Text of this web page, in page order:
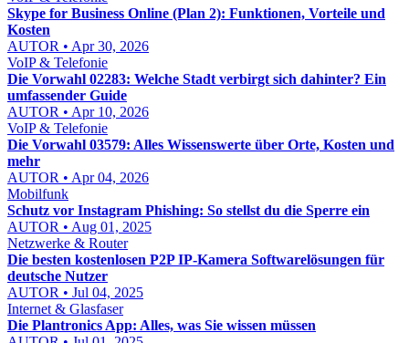
Skype for Business Online (Plan 2): Funktionen, Vorteile und
Kosten
AUTOR • Apr 30, 2026
VoIP & Telefonie
Die Vorwahl 02283: Welche Stadt verbirgt sich dahinter? Ein
umfassender Guide
AUTOR • Apr 10, 2026
VoIP & Telefonie
Die Vorwahl 03579: Alles Wissenswerte über Orte, Kosten und
mehr
AUTOR • Apr 04, 2026
Mobilfunk
Schutz vor Instagram Phishing: So stellst du die Sperre ein
AUTOR • Aug 01, 2025
Netzwerke & Router
Die besten kostenlosen P2P IP-Kamera Softwarelösungen für
deutsche Nutzer
AUTOR • Jul 04, 2025
Internet & Glasfaser
Die Plantronics App: Alles, was Sie wissen müssen